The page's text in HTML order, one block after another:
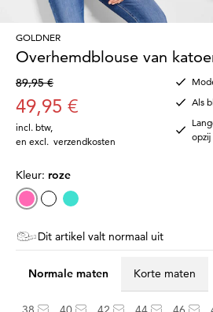
GOLDNER
Overhemdblouse van
89,95 €
49,95 €
incl. btw,
en excl. verzendkosten
Als
opzij
Kleur: roze
Dit artikel valt normaal uit
Normale maten Korte maten